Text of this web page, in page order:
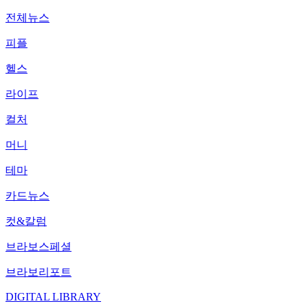
전체뉴스
피플
헬스
라이프
컬처
머니
테마
카드뉴스
컷&칼럼
브라보스페셜
브라보리포트
DIGITAL LIBRARY